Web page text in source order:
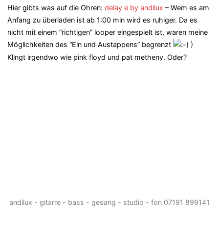
Hier gibts was auf die Ohren: delay e by andilux – Wem es am
Anfang zu überladen ist ab 1:00 min wird es ruhiger. Da es
nicht mit einem “richtigen” looper eingespielt ist, waren meine
Möglichkeiten des “Ein und Austappens” begrenzt
)
Klingt irgendwo wie pink floyd und pat metheny. Oder?
andilux - gitarre - bass - gesang - studio - fon 07191 899141